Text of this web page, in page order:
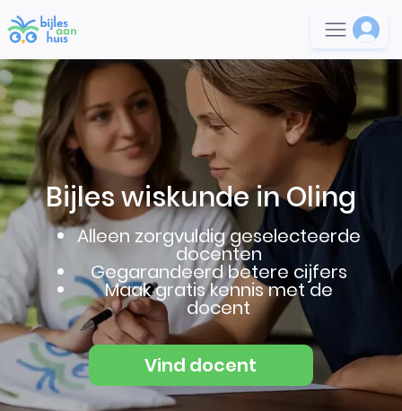
Bijles wiskunde in Oling
Alleen zorgvuldig geselecteerde
docenten
Gegarandeerd betere cijfers
Maak gratis kennis met de
docent
Vind docent